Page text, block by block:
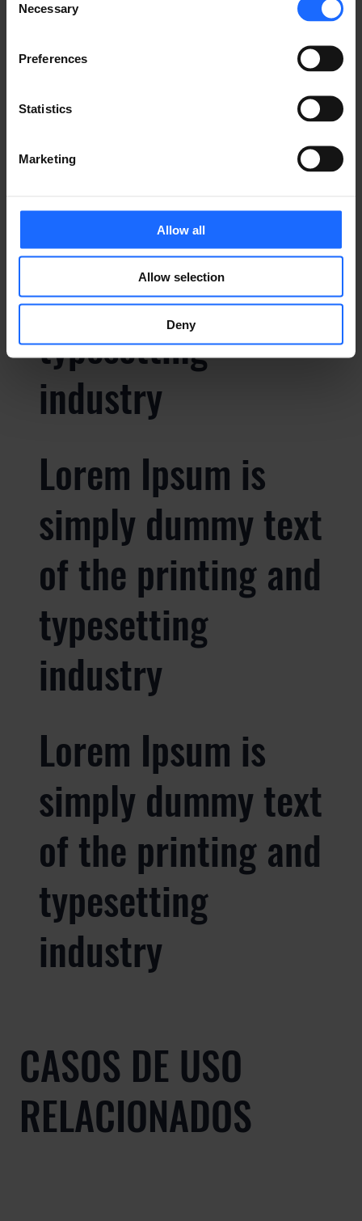
Selection
Necessary
Preferences
Statistics
Marketing
Allow all
Allow selection
Deny
PREGUNTAS
FRECUENTES
Lorem Ipsum is
simply dummy text
of the printing and
typesetting
industry
Lorem Ipsum is
simply dummy text
of the printing and
typesetting
industry
Lorem Ipsum is
simply dummy text
of the printing and
typesetting
industry
CASOS DE USO
RELACIONADOS